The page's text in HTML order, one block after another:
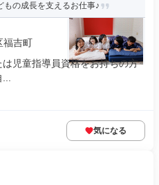
もの成長を支えるお仕事♪
福吉町
児童指導員資格をお持ちの方
気になる